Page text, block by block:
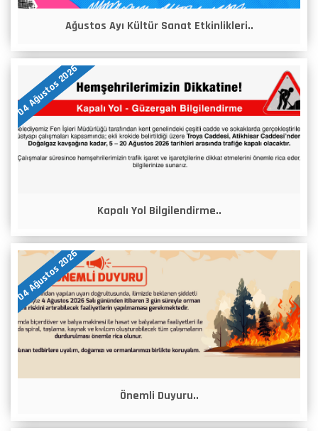
Ağustos Ayı Kültür Sanat Etkinlikleri..
04 Ağustos 2026
Kapalı Yol Bilgilendirme..
04 Ağustos 2026
Önemli Duyuru..